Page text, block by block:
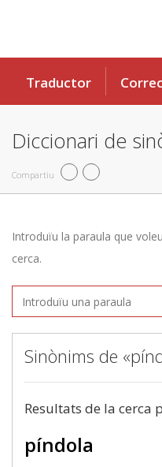
Traductor
Diccionari de
Compartiu
Introduïu la paraula que
cerca.
Sinònims de
Resultats de la cerca
píndola